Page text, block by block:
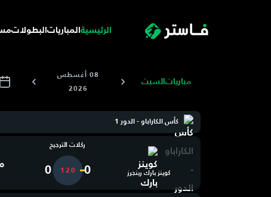
الرئيسية المباريات البطولات
مباريات السبت
08 أغسطس
2026
كأس الكاراباو - الدور 1
كوينز بارك رينجرز
ركلات الترجيح
0
120
0